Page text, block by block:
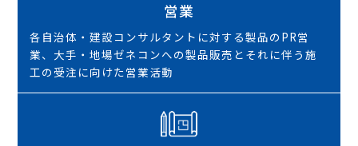
営業
各自治体・建設コンサルタントに対する製品のPR営
業、大手・地場ゼネコンへの製品販売とそれに伴う施
工の受注に向けた営業活動